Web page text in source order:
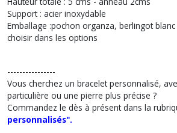
Support : acier inoxydable
Emballage :pochon organza, berlingot
choisir dans les options
----------------
Vous cherchez un bracelet personnalisé,
particulière ou une pierre plus précise ?
Commandez le dès à présent dans la
personnalisés".